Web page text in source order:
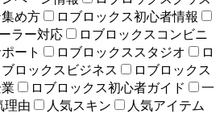
め方
ロブロックス初心者情報
ラー対応
ロブロックスコンビニ
ート ロブロックススタジオ
ロ
ブロックスビジネス
ロブロックス
ロブロックス初心者ガイド
一
理由 人気スキン
人気アイテム